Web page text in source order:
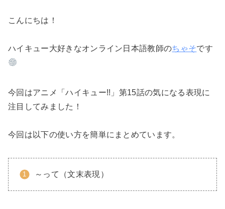
こんにちは！
ハイキュー大好きなオンライン日本語教師のちゃそです
今回はアニメ「ハイキュー!!」第15話の気になる表現に
注目してみました！
今回は以下の使い方を簡単にまとめています。
～って（文末表現）